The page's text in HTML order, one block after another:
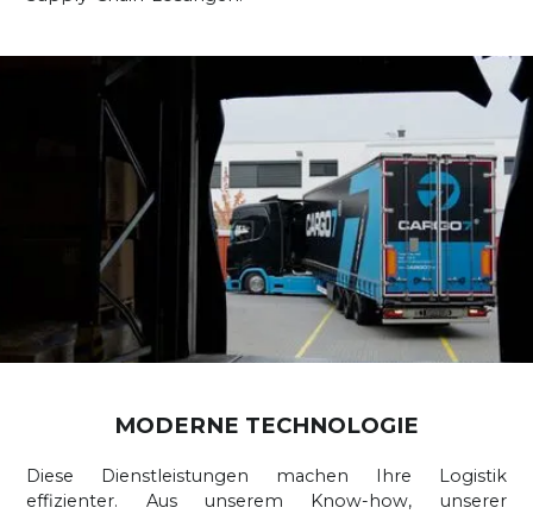
MODERNE TECHNOLOGIE
Diese Dienstleistungen machen Ihre Logistik
effizienter. Aus unserem Know-how, unserer